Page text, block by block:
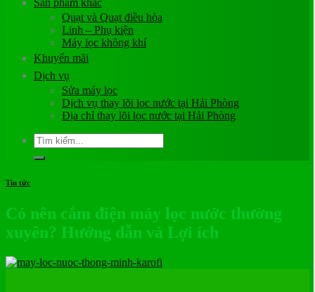
Sản phẩm khác
Quạt và Quạt điều hòa
Linh – Phụ kiện
Máy lọc không khí
Khuyến mãi
Dịch vụ
Sửa máy lọc
Dịch vụ thay lõi lọc nước tại Hải Phòng
Địa chỉ thay lõi lọc nước tại Hải Phòng
Tìm
kiếm:
Tin tức
Có nên cắm điện máy lọc nước thường
xuyên? Hướng dẫn và Lợi ích